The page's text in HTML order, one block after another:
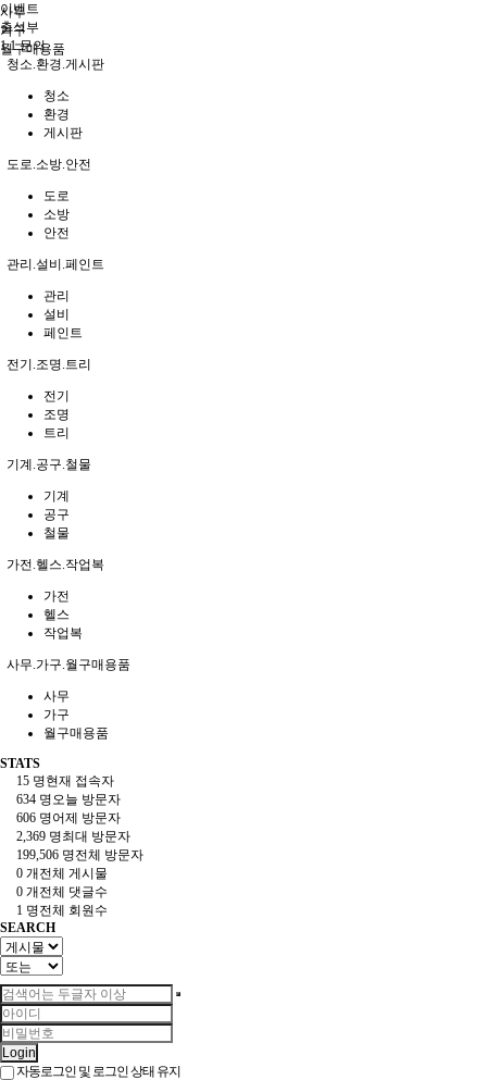
사무
가구
월구매용품
이벤트
출석부
1:1 문의
청소.환경.게시판
청소
환경
게시판
도로.소방.안전
도로
소방
안전
관리.설비.페인트
관리
설비
페인트
전기.조명.트리
전기
조명
트리
기계.공구.철물
기계
공구
철물
가전.헬스.작업복
가전
헬스
작업복
사무.가구.월구매용품
사무
가구
월구매용품
STATS
15 명현재 접속자
634 명오늘 방문자
606 명어제 방문자
2,369 명최대 방문자
199,506 명전체 방문자
0 개 전체 게시물
0 개 전체 댓글수
1 명전체 회원수
SEARCH
Login
자동로그인 및 로그인 상태 유지